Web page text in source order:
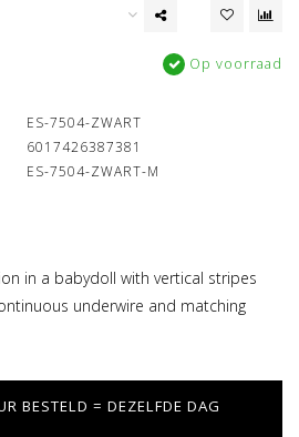
Op voorraad
ES-7504-ZWART
6017426387381
ES-7504-ZWART-M
in a babydoll with vertical stripes
underwire and matching
BESTELD = DEZELFDE DAG